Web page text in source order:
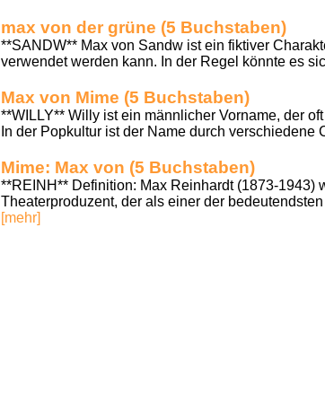
max von der grüne (5 Buchstaben)
**SANDW** Max von Sandw ist ein fiktiver
verwendet werden kann. In der Regel könnte es
Max von Mime (5 Buchstaben)
**WILLY** Willy ist ein männlicher Vorname, der
In der Popkultur ist der Name durch
Mime: Max von (5 Buchstaben)
**REINH** Definition: Max Reinhardt (1873-1943)
Theaterproduzent, der als einer der
[mehr]